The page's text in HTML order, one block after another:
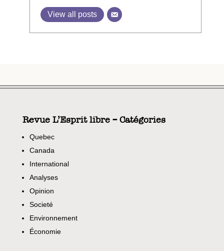
View all posts
Revue L’Esprit libre – Catégories
Quebec
Canada
International
Analyses
Opinion
Societé
Environnement
Économie